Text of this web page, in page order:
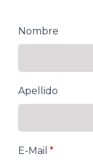
Nombre
Apellido
E-Mail *